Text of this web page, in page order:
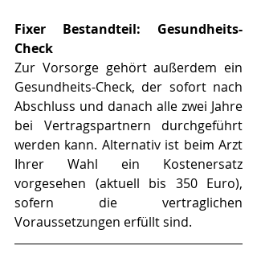
Fixer Bestandteil: Gesundheits-
Check
Zur Vorsorge gehört außerdem ein
Gesundheits-Check, der sofort nach
Abschluss und danach alle zwei Jahre
bei Vertragspartnern durchgeführt
werden kann. Alternativ ist beim Arzt
Ihrer Wahl ein Kostenersatz
vorgesehen (aktuell bis 350 Euro),
sofern die vertraglichen
Voraussetzungen erfüllt sind.